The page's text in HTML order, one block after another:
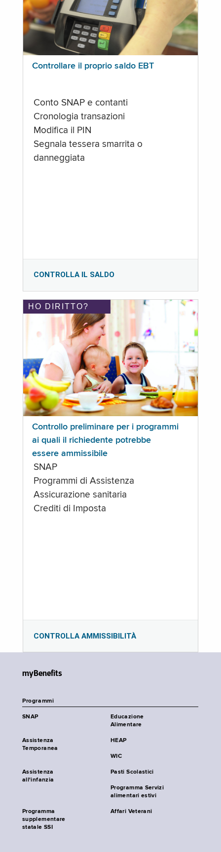
Controllare il proprio saldo EBT
Conto SNAP e contanti
Cronologia transazioni
Modifica il PIN
Segnala tessera smarrita o
danneggiata
CONTROLLA IL SALDO
HO DIRITTO?
Controllo preliminare per i programmi
ai quali il richiedente potrebbe
essere ammissibile
SNAP
Programmi di Assistenza
Assicurazione sanitaria
Crediti di Imposta
CONTROLLA AMMISSIBILITÀ
myBenefits
Programmi
SNAP
Educazione
Alimentare
Assistenza
Temporanea
HEAP
WIC
Assistenza
all'infanzia
Pasti Scolastici
Programma Servizi
alimentari estivi
Programma
supplementare
statale SSI
Affari Veterani